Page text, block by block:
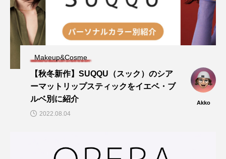
Makeup&Cosme
【秋冬新作】SUQQU（スック）のシア
ーマットリップスティックをイエベ・ブ
ルベ別に紹介
Akko
2022.08.04